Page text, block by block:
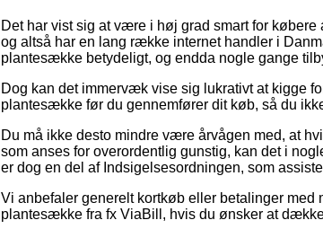
Det har vist sig at være i høj grad smart for
og altså har en lang række internet handler i
plantesække betydeligt, og endda nogle gange
Dog kan det immervæk vise sig lukrativt at kigge
plantesække før du gennemfører dit køb, så du
Du må ikke desto mindre være årvågen med, at
som anses for overordentlig gunstig, kan det i
er dog en del af Indsigelsesordningen, som
Vi anbefaler generelt kortkøb eller betalinger
plantesække fra fx ViaBill, hvis du ønsker at